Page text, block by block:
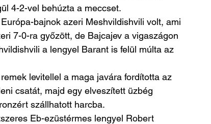
4-2-vel behúzta a meccset.
bajnok azeri Meshvildishvili volt, ami
7-0-ra győzött, de Bajcajev a vigaszágon
a lengyel Barant is felül múlta az
levitellel a maga javára fordította az
csatát, majd egy elveszített üzbég
szállhatott harcba.
Eb-ezüstérmes lengyel Robert